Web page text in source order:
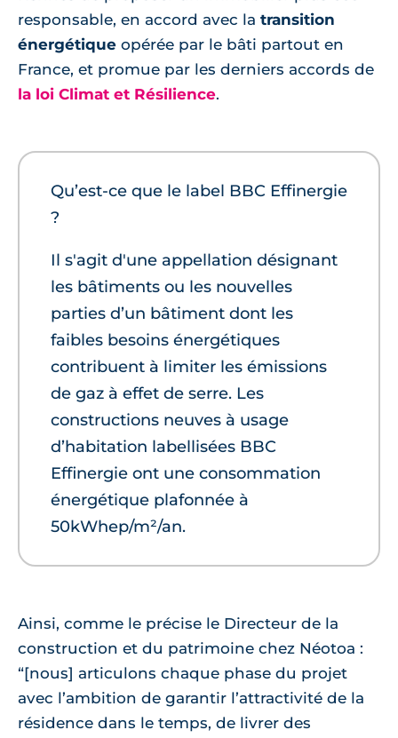
responsable, en accord avec la transition
énergétique opérée par le bâti partout en
France, et promue par les derniers accords de
la loi Climat et Résilience.
Qu’est-ce que le label BBC Effinergie
?
Il s'agit d'une appellation désignant
les bâtiments ou les nouvelles
parties d’un bâtiment dont les
faibles besoins énergétiques
contribuent à limiter les émissions
de gaz à effet de serre. Les
constructions neuves à usage
d’habitation labellisées BBC
Effinergie ont une consommation
énergétique plafonnée à
50kWhep/m²/an.
Ainsi, comme le précise le Directeur de la
construction et du patrimoine chez Néotoa :
“[nous] articulons chaque phase du projet
avec l’ambition de garantir l’attractivité de la
résidence dans le temps, de livrer des